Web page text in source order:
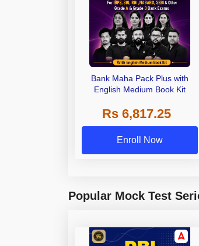
Bank Maha Pack Plus with
English Medium Book Kit
Rs 6,817.25
Enroll Now
Popular Mock Test